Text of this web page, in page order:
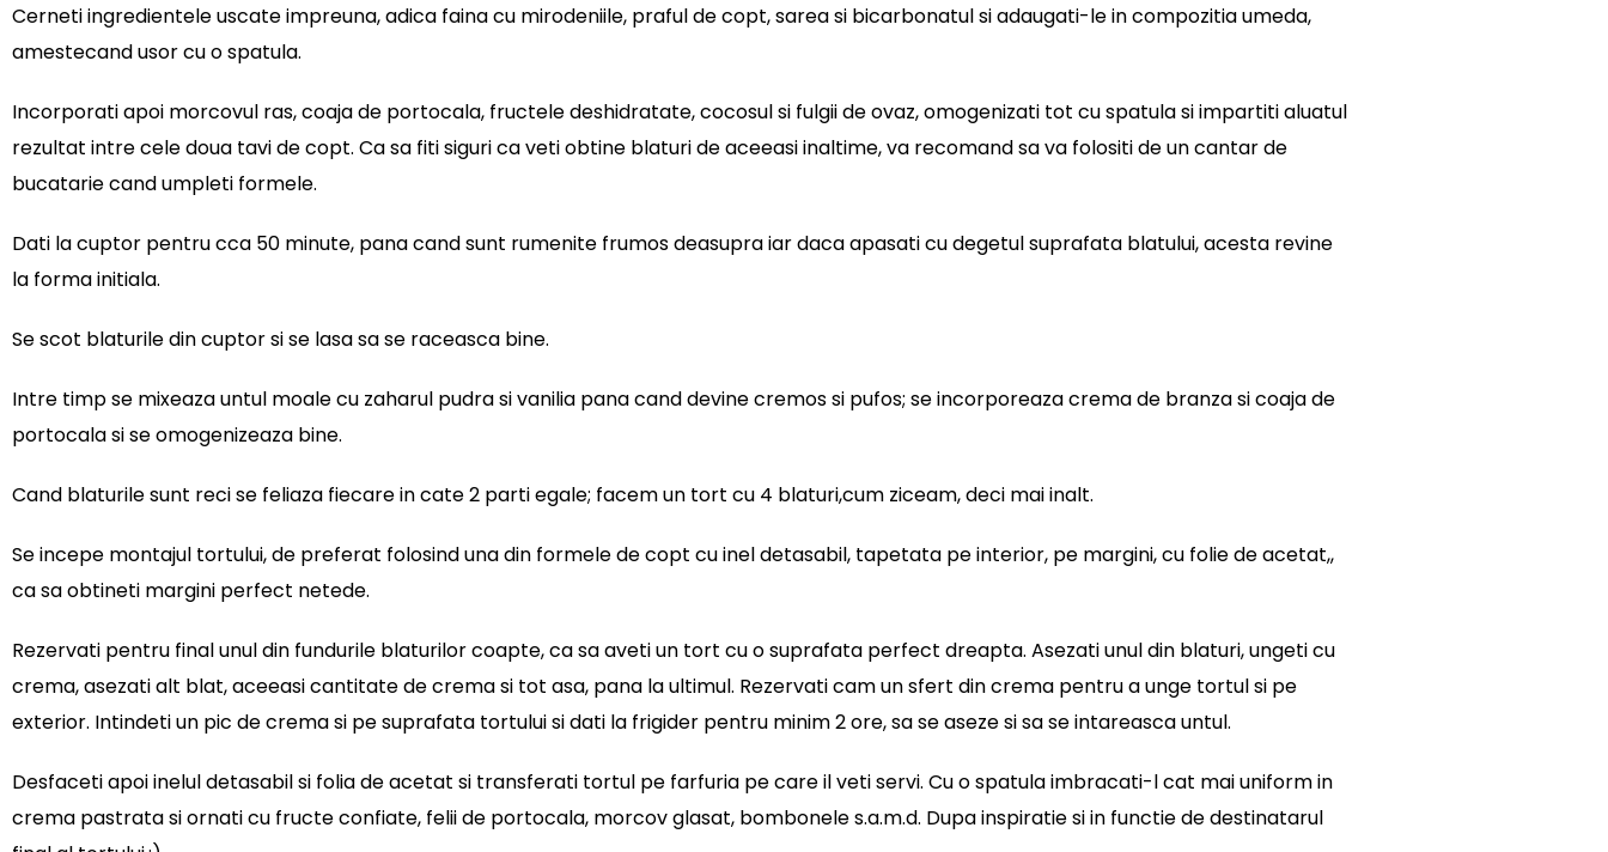
Cerneti ingredientele uscate impreuna, adica faina cu mirodeniile, praful de copt, sarea si bicarbonatul si adaugati-le in compozitia umeda,
amestecand usor cu o spatula.
Incorporati apoi morcovul ras, coaja de portocala, fructele deshidratate, cocosul si fulgii de ovaz, omogenizati tot cu spatula si impartiti aluatul
rezultat intre cele doua tavi de copt. Ca sa fiti siguri ca veti obtine blaturi de aceeasi inaltime, va recomand sa va folositi de un cantar de
bucatarie cand umpleti formele.
Dati la cuptor pentru cca 50 minute, pana cand sunt rumenite frumos deasupra iar daca apasati cu degetul suprafata blatului, acesta revine
la forma initiala.
Se scot blaturile din cuptor si se lasa sa se raceasca bine.
Intre timp se mixeaza untul moale cu zaharul pudra si vanilia pana cand devine cremos si pufos; se incorporeaza crema de branza si coaja de
portocala si se omogenizeaza bine.
Cand blaturile sunt reci se feliaza fiecare in cate 2 parti egale; facem un tort cu 4 blaturi,cum ziceam, deci mai inalt.
Se incepe montajul tortului, de preferat folosind una din formele de copt cu inel detasabil, tapetata pe interior, pe margini, cu folie de acetat,,
ca sa obtineti margini perfect netede.
Rezervati pentru final unul din fundurile blaturilor coapte, ca sa aveti un tort cu o suprafata perfect dreapta. Asezati unul din blaturi, ungeti cu
crema, asezati alt blat, aceeasi cantitate de crema si tot asa, pana la ultimul. Rezervati cam un sfert din crema pentru a unge tortul si pe
exterior. Intindeti un pic de crema si pe suprafata tortului si dati la frigider pentru minim 2 ore, sa se aseze si sa se intareasca untul.
Desfaceti apoi inelul detasabil si folia de acetat si transferati tortul pe farfuria pe care il veti servi. Cu o spatula imbracati-l cat mai uniform in
crema pastrata si ornati cu fructe confiate, felii de portocala, morcov glasat, bombonele s.a.m.d. Dupa inspiratie si in functie de destinatarul